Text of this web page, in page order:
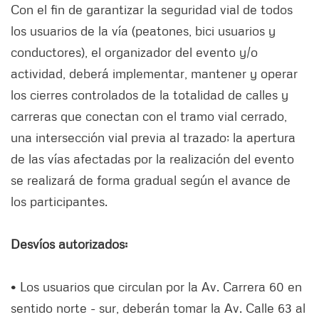
Con el fin de garantizar la seguridad vial de todos
los usuarios de la vía (peatones, bici usuarios y
conductores), el organizador del evento y/o
actividad, deberá implementar, mantener y operar
los cierres controlados de la totalidad de calles y
carreras que conectan con el tramo vial cerrado,
una intersección vial previa al trazado; la apertura
de las vías afectadas por la realización del evento
se realizará de forma gradual según el avance de
los participantes.
Desvíos autorizados:
• Los usuarios que circulan por la Av. Carrera 60 en
sentido norte - sur, deberán tomar la Av. Calle 63 al